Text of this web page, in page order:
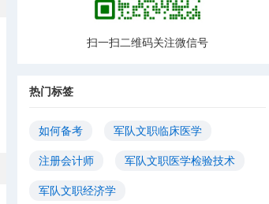
扫一扫二维码关注微信号
热门标签
如何备考 军队文职临床医学
注册会计师 军队文职医学检验技术
军队文职经济学